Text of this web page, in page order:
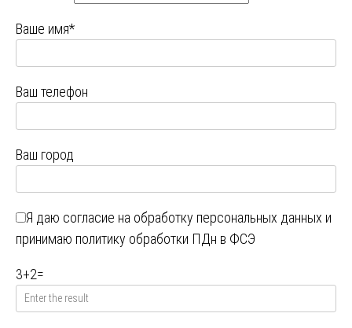
Ваше имя*
Ваш телефон
Ваш город
Я даю согласие на обработку персональных данных и
принимаю политику обработки ПДн в ФСЭ
3+2=